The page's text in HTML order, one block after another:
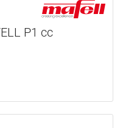
P1 cc